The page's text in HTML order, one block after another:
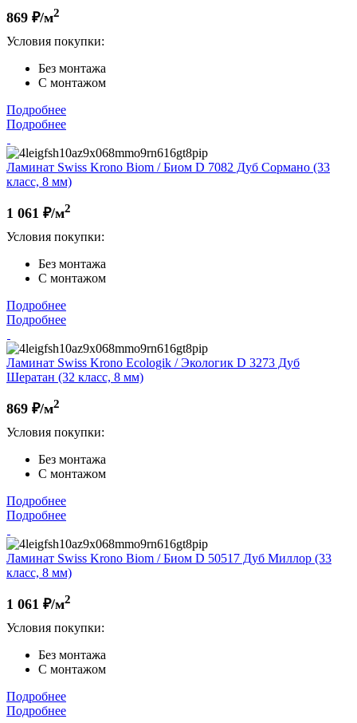
869 ₽/м2
Условия покупки:
Без монтажа
С монтажом
Подробнее
Подробнее
Ламинат Swiss Krono Biom / Биом D 7082 Дуб Сормано (33
класс, 8 мм)
1 061 ₽/м2
Условия покупки:
Без монтажа
С монтажом
Подробнее
Подробнее
Ламинат Swiss Krono Ecologik / Экологик D 3273 Дуб
Шератан (32 класс, 8 мм)
869 ₽/м2
Условия покупки:
Без монтажа
С монтажом
Подробнее
Подробнее
Ламинат Swiss Krono Biom / Биом D 50517 Дуб Миллор (33
класс, 8 мм)
1 061 ₽/м2
Условия покупки:
Без монтажа
С монтажом
Подробнее
Подробнее